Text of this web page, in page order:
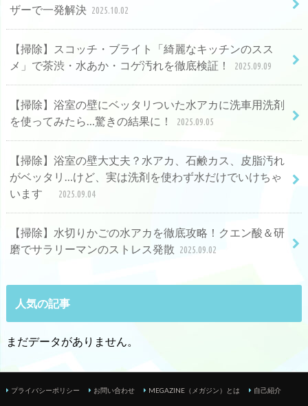
ザーで一発解決 2025.10.02
【掃除】スコッチ・ブライト「綺麗なキッチンのスス
メ」で茶渋・水あか・コゲ汚れを徹底検証！
2025.09.09
【掃除】浴室の壁にベッタリついた水アカに洗車用洗剤
を使ってみたら…驚きの結果に！
2025.09.05
【掃除】浴室の壁大丈夫？水アカ、石鹸カス、皮脂汚れ
がベッタリ…けど、実は洗剤を使わず水だけでいけちゃ
います
2025.09.04
【掃除】水切りかごの水アカを徹底攻略！クエン酸＆研
磨でサラリーマンのストレス発散 2025.09.02
人気の記事
まだデータがありません。
プライバシーポリシー お問い合わせ MEGAZINE（メガジン）とは 自己紹介